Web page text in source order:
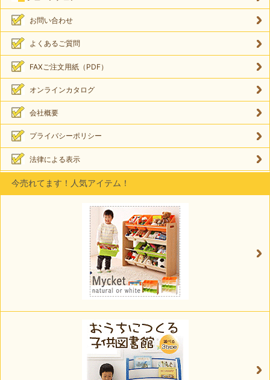
お問い合わせ
よくあるご質問
FAXご注文用紙（PDF）
オンラインカタログ
会社概要
プライバシーポリシー
法律による表示
今売れてます！人気アイテム！